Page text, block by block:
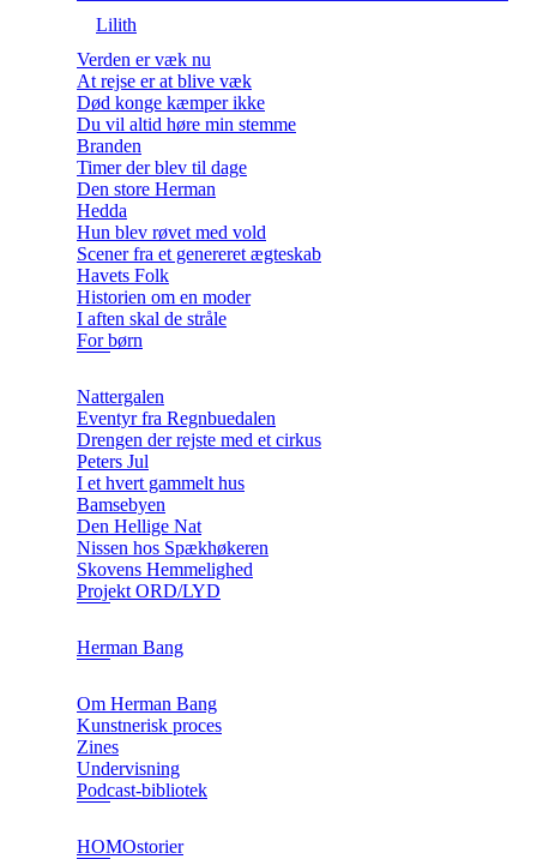
Lilith
Verden er væk nu
At rejse er at blive væk
Død konge kæmper ikke
Du vil altid høre min stemme
Branden
Timer der blev til dage
Den store Herman
Hedda
Hun blev røvet med vold
Scener fra et genereret ægteskab
Havets Folk
Historien om en moder
I aften skal de stråle
For børn
Nattergalen
Eventyr fra Regnbuedalen
Drengen der rejste med et cirkus
Peters Jul
I et hvert gammelt hus
Bamsebyen
Den Hellige Nat
Nissen hos Spækhøkeren
Skovens Hemmelighed
Projekt ORD/LYD
Herman Bang
Om Herman Bang
Kunstnerisk proces
Zines
Undervisning
Podcast-bibliotek
HOMOstorier